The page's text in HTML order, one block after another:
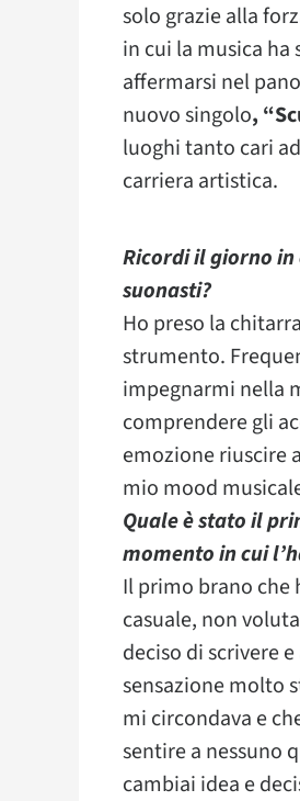
solo grazie alla
in cui la musica
affermarsi nel
nuovo singolo,
luoghi tanto cari
carriera artistica.
Ricordi il giorno
suonasti?
Ho preso la
strumento.
impegnarmi nella
comprendere gli
emozione riuscire
mio mood
Quale è stato il
momento in cui
Il primo brano che
casuale, non
deciso di scrivere
sensazione molto
mi circondava e
sentire a nessuno
cambiai idea e